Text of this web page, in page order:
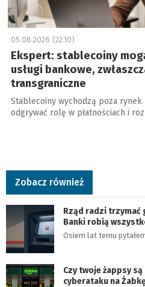
05.08.2026 (22:10)
Ekspert: stablecoiny
usługi bankowe,
transgraniczne
Stablecoiny wychodzą poza
odgrywać rolę w płatnościach i
Zobacz również
Rząd radzi trzymać
Banki robią
Osiem lat temu
Czy twoje żappsy
cyberataku na